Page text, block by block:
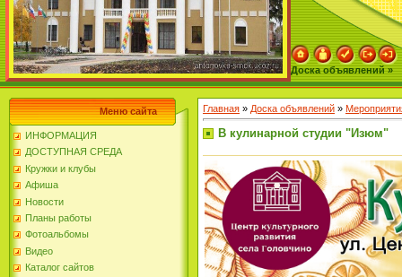
Доска объявлений »
Меню сайта
ИНФОРМАЦИЯ
ДОСТУПНАЯ СРЕДА
Кружки и клубы
Афиша
Новости
Планы работы
Фотоальбомы
Видео
Каталог сайтов
Главная » Доска объявлений »
В кулинарной студии "Изюм"